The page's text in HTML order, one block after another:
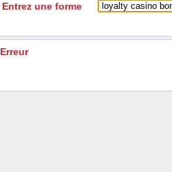
Entrez une forme
Erreur